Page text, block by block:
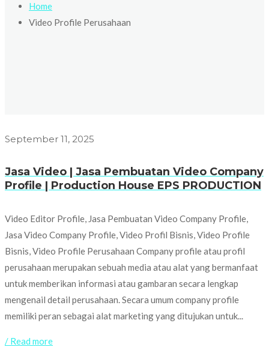
Home
Video Profile Perusahaan
September 11, 2025
Jasa Video | Jasa Pembuatan Video Company
Profile | Production House EPS PRODUCTION
Video Editor Profile, Jasa Pembuatan Video Company Profile,
Jasa Video Company Profile, Video Profil Bisnis, Video Profile
Bisnis, Video Profile Perusahaan Company profile atau profil
perusahaan merupakan sebuah media atau alat yang bermanfaat
untuk memberikan informasi atau gambaran secara lengkap
mengenail detail perusahaan. Secara umum company profile
memiliki peran sebagai alat marketing yang ditujukan untuk...
/ Read more